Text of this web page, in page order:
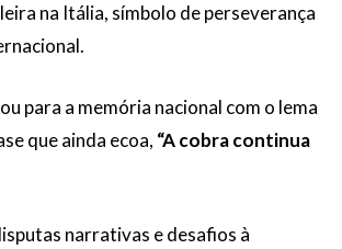
na Itália, símbolo de perseverança
para a memória nacional com o lema
que ainda ecoa, “A cobra continua
narrativas e desafios à